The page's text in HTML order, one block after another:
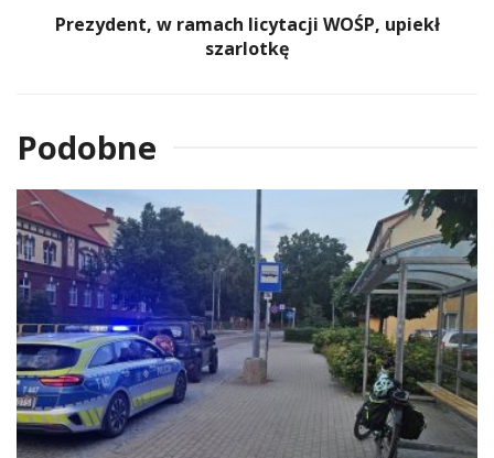
Prezydent, w ramach licytacji WOŚP, upiekł
szarlotkę
Podobne